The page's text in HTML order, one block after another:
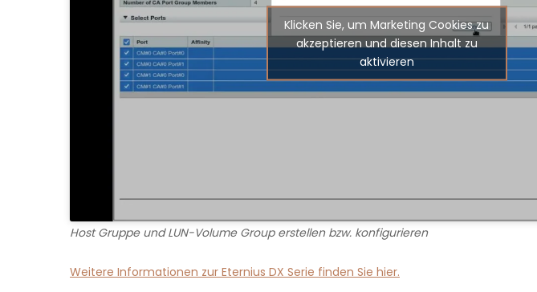
Klicken Sie, um Marketing Cookies zu
akzeptieren und diesen Inhalt zu
aktivieren
Host Gruppe und LUN-Volume Group erstellen bzw. konfigurieren
Weitere Informationen zur Eternius DX Serie finden Sie hier.